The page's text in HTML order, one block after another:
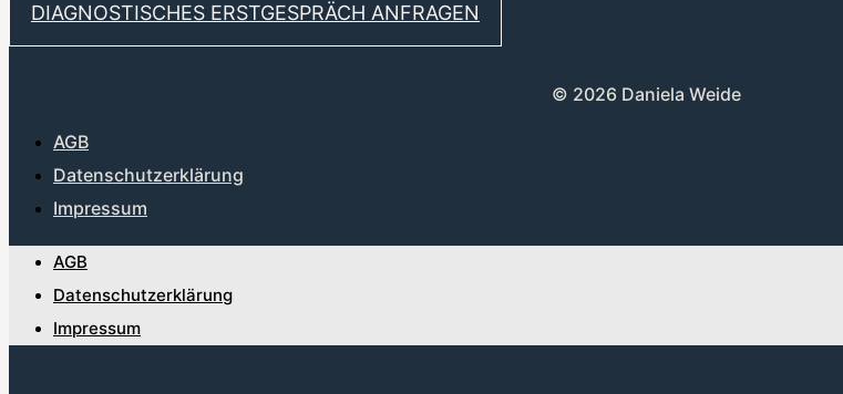
DIAGNOSTISCHES ERSTGESPRÄCH ANFRAGEN
© 2026 Daniela Weide
AGB
Datenschutzerklärung
Impressum
AGB
Datenschutzerklärung
Impressum